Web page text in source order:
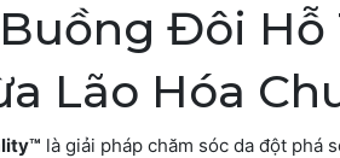
Đôi Hỗ
Lão Hóa
là giải pháp chăm sóc da đột phá